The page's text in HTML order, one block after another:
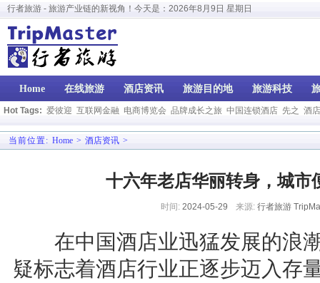
行者旅游 - 旅游产业链的新视角！今天是： 2026年8月9日 星期日
Home 在线旅游 酒店资讯 旅游目的地 旅游科技
Hot Tags: 爱彼迎 互联网金融 电商博览会 品牌成长之旅 中国连锁酒店 先之 酒
当前位置: Home > 酒店资讯 >
十六年老店华丽转身，城市
时间: 2024-05-29 来源: 行者旅游
在中国酒店业迅猛发展的浪潮
疑标志着酒店行业正逐步迈入存